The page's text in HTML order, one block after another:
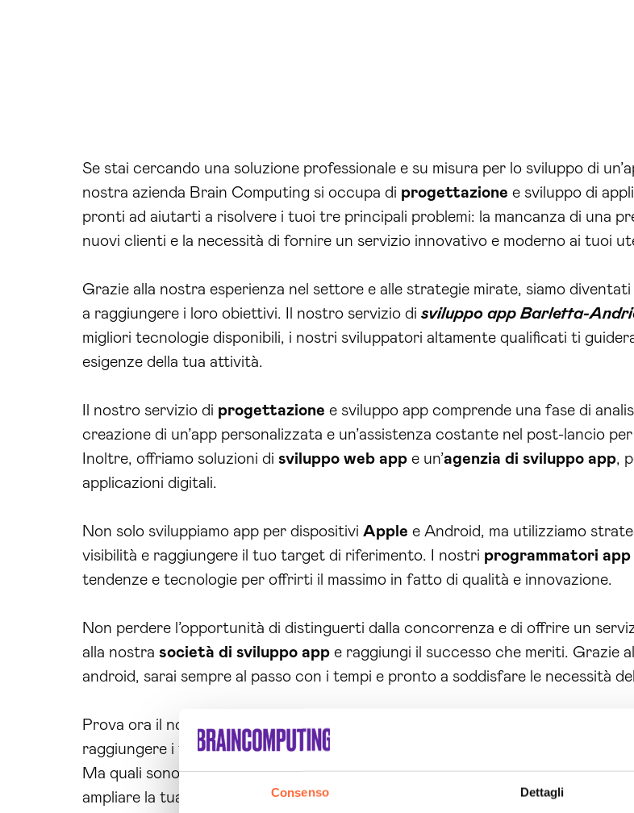
Consenso Dettagli
Se stai cercando una soluzione professionale e su misura per lo sviluppo di
nostra azienda Brain Computing si occupa di progettazione e sviluppo di
pronti ad aiutarti a risolvere i tuoi tre principali problemi: la mancanza di una
nuovi clienti e la necessità di fornire un servizio innovativo e moderno ai tuoi
Grazie alla nostra esperienza nel settore e alle strategie mirate, siamo
a raggiungere i loro obiettivi. Il nostro servizio di sviluppo app Barletta-
migliori tecnologie disponibili, i nostri sviluppatori altamente qualificati ti
esigenze della tua attività.
Il nostro servizio di progettazione e sviluppo app comprende una fase di
creazione di un’app personalizzata e un’assistenza costante nel post-lancio
Inoltre, offriamo soluzioni di sviluppo web app e un’agenzia di sviluppo app,
applicazioni digitali.
Non solo sviluppiamo app per dispositivi Apple e Android, ma utilizziamo
visibilità e raggiungere il tuo target di riferimento. I nostri programmatori app
tendenze e tecnologie per offrirti il massimo in fatto di qualità e innovazione.
Non perdere l’opportunità di distinguerti dalla concorrenza e di offrire un
alla nostra società di sviluppo app e raggiungi il successo che meriti. Grazie
android, sarai sempre al passo con i tempi e pronto a soddisfare le necessità
Prova ora il nostro servizio disviluppo app Barletta-Andria-Trani
e scopri
raggiungere i tuoi obiettivi nel mondo digitale.
Ma quali sono i benefici di affidarsi alle soluzioni di sviluppo app offerte da
ampliare la tua presenza online e di raggiungere nuovi clienti grazie